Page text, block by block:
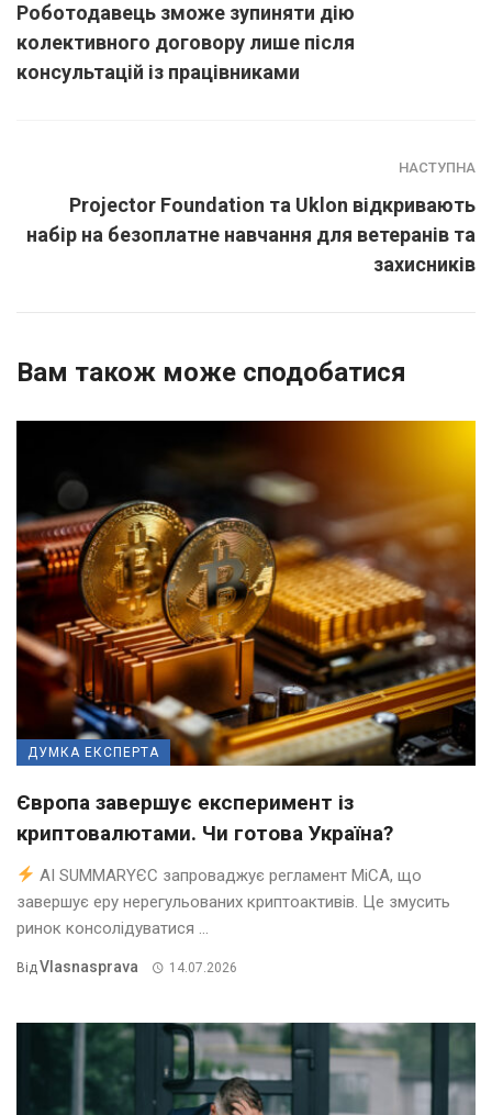
Роботодавець зможе зупиняти дію
колективного договору лише після
консультацій із працівниками
НАСТУПНА
Projector Foundation та Uklon відкривають
набір на безоплатне навчання для ветеранів та
захисників
Вам також може сподобатися
ДУМКА ЕКСПЕРТА
Європа завершує експеримент із
криптовалютами. Чи готова Україна?
AI SUMMARYЄС запроваджує регламент MiCA, що
завершує еру нерегульованих криптоактивів. Це змусить
ринок консолідуватися ...
Від Vlasnasprava 14.07.2026